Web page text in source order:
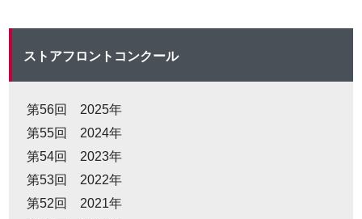
ストアフロントコンクール
第56回 2025年
第55回 2024年
第54回 2023年
第53回 2022年
第52回 2021年